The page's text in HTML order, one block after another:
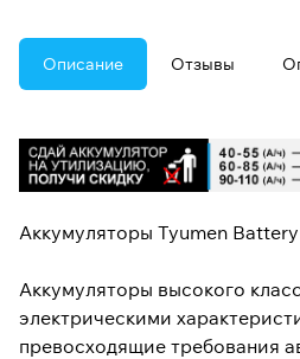
Описание Отзывы
Аккумуляторы Tyumen
Аккумуляторы высокого
электрическими
превосходящие требования